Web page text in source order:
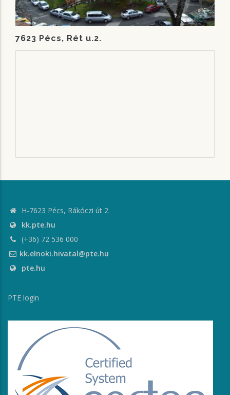
7623 Pécs, Rét u.2.
H-7623 Pécs, Rákóczi út 2.
kk.pte.hu
(+36) 72 536 000
kk.elnoki.hivatal@pte.hu
pte.hu
PTE login